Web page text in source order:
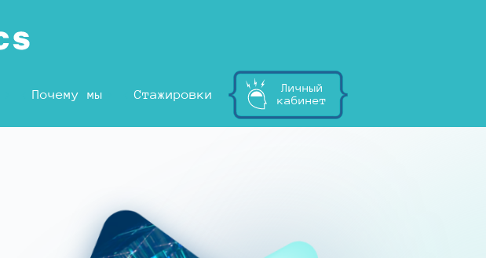
Почему мы Стажировки
Личный
кабинет